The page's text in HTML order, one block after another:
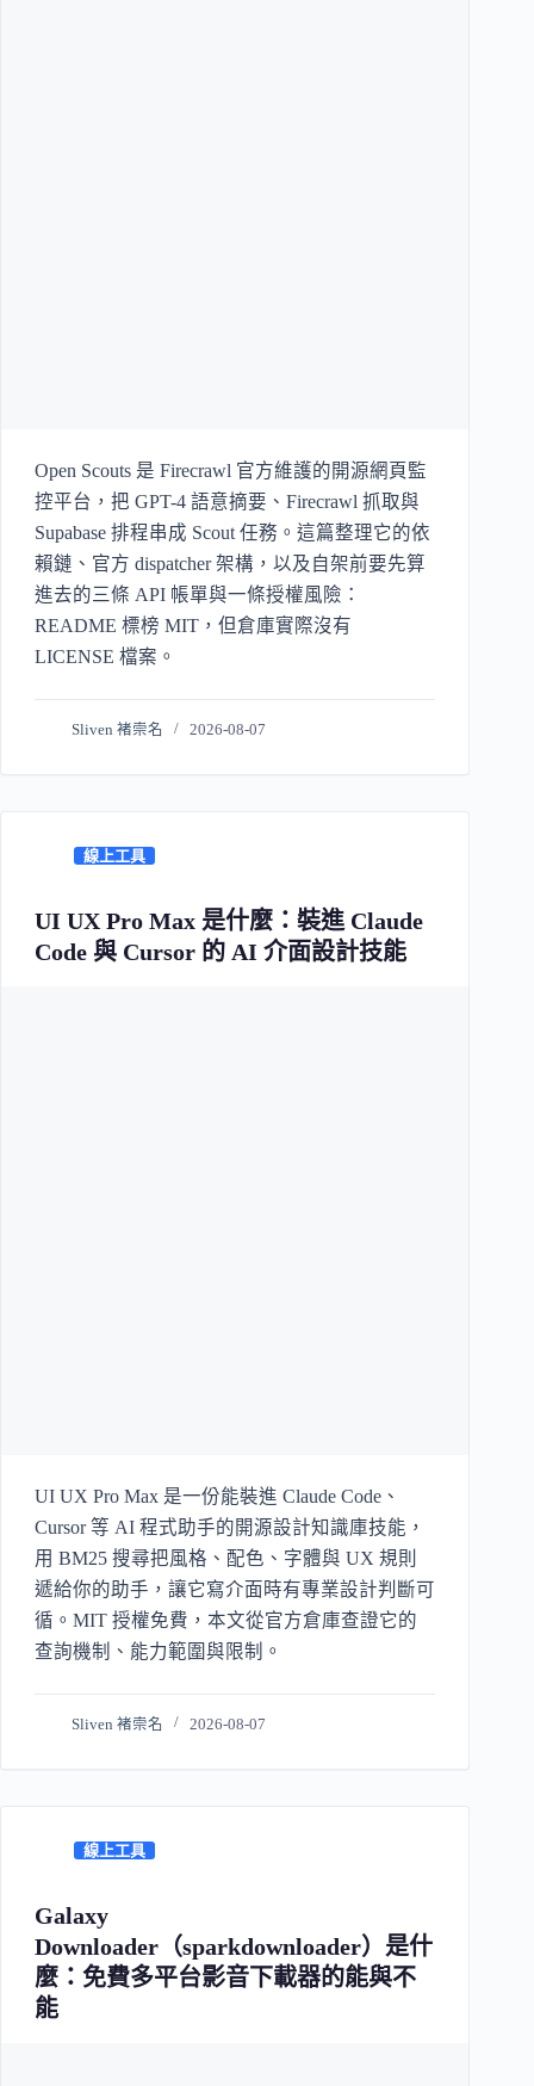
Open Scouts 是 Firecrawl 官方維護的開源網頁監
控平台，把 GPT-4 語意摘要、Firecrawl 抓取與
Supabase 排程串成 Scout 任務。這篇整理它的依
賴鏈、官方 dispatcher 架構，以及自架前要先算
進去的三條 API 帳單與一條授權風險：
README 標榜 MIT，但倉庫實際沒有
LICENSE 檔案。
Sliven 褚崇名 2026-08-07
線上工具
UI UX Pro Max 是什麼：裝進 Claude
Code 與 Cursor 的 AI 介面設計技能
UI UX Pro Max 是一份能裝進 Claude Code、
Cursor 等 AI 程式助手的開源設計知識庫技能，
用 BM25 搜尋把風格、配色、字體與 UX 規則
遞給你的助手，讓它寫介面時有專業設計判斷可
循。MIT 授權免費，本文從官方倉庫查證它的
查詢機制、能力範圍與限制。
Sliven 褚崇名 2026-08-07
線上工具
Galaxy
Downloader（sparkdownloader）是什
麼：免費多平台影音下載器的能與不
能